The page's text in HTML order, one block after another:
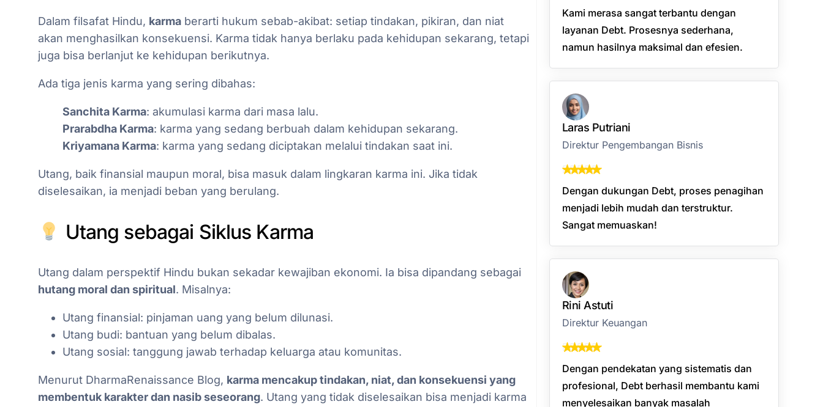
Dalam filsafat Hindu, karma berarti hukum sebab-akibat: setiap tindakan, pikiran, dan niat
akan menghasilkan konsekuensi. Karma tidak hanya berlaku pada kehidupan sekarang, tetapi
juga bisa berlanjut ke kehidupan berikutnya.
Ada tiga jenis karma yang sering dibahas:
Sanchita Karma: akumulasi karma dari masa lalu.
Prarabdha Karma: karma yang sedang berbuah dalam kehidupan sekarang.
Kriyamana Karma: karma yang sedang diciptakan melalui tindakan saat ini.
Utang, baik finansial maupun moral, bisa masuk dalam lingkaran karma ini. Jika tidak
diselesaikan, ia menjadi beban yang berulang.
Utang sebagai Siklus Karma
Utang dalam perspektif Hindu bukan sekadar kewajiban ekonomi. Ia bisa dipandang sebagai
hutang moral dan spiritual. Misalnya:
Utang finansial: pinjaman uang yang belum dilunasi.
Utang budi: bantuan yang belum dibalas.
Utang sosial: tanggung jawab terhadap keluarga atau komunitas.
Menurut DharmaRenaissance Blog, karma mencakup tindakan, niat, dan konsekuensi yang
membentuk karakter dan nasib seseorang. Utang yang tidak diselesaikan bisa menjadi karma
Kami merasa sangat terbantu dengan
layanan Debt. Prosesnya sederhana,
namun hasilnya maksimal dan efesien.
Laras Putriani
Direktur Pengembangan Bisnis
Dengan dukungan Debt, proses penagihan
menjadi lebih mudah dan terstruktur.
Sangat memuaskan!
Rini Astuti
Direktur Keuangan
Dengan pendekatan yang sistematis dan
profesional, Debt berhasil membantu kami
menyelesaikan banyak masalah